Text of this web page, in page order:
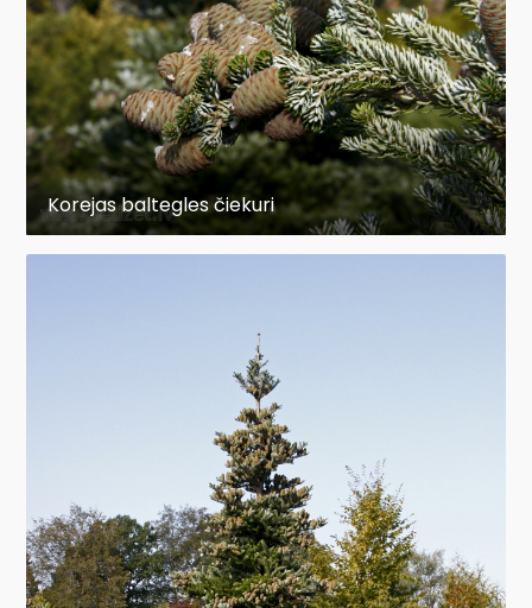
Kopšana
Mēslošana:Pavasarī, kad sniegs ir nokusis,
skuju kokus nepieciešams mēslot ar tiem
paredzēto mēslojumu. Augiem pirms tam jābūt
kārtīgi salietiem ar ūdeni. Pirmo reizi mēslošanu
veic aprīļa beigās – maija sākumā, atkārtoti –
jūlija vidū. Skuju koku mēslošanai nedrīkst
Sausa rudens laikā, pirms sala
ieteicams skuju koku stādījumus kārtīgi saliet ar
ūdeni, tādejādi pasargājot tos no izžūšanas.
Egļu formēšanu veic miera periodā
- ziemā. Tās nedrīkst griezt maijā un jūnijā, kad
ir to intensīvas augšanas un jauno dzinumu
veidošanās laiks. Zarus saīsina aptuveni 1-1,5
Korejas baltegles čiekuri